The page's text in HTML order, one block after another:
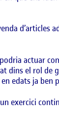
d’articles
actuar
dins el rol de
edats ja ben
un exercici